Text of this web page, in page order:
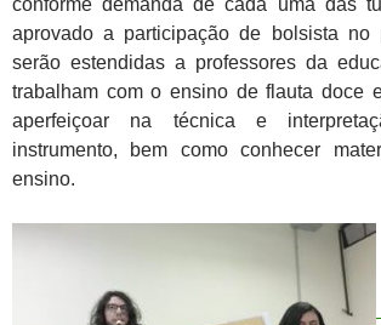
aprovado a participação de bolsista no
serão estendidas a professores da
trabalham com o ensino de flauta doce
aperfeiçoar na técnica e
instrumento, bem como conhecer
ensino.